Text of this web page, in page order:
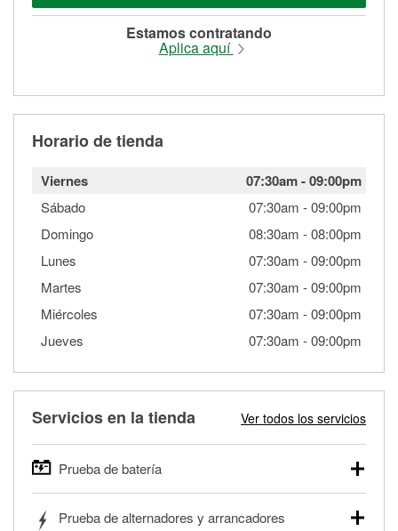
Estamos contratando
Aplica aquí
Horario de tienda
Viernes 07:30am-09:00pm
Sábado 07:30am -09:00pm
Domingo
08:30am -08:00pm
Lunes
07:30am -09:00pm
Martes
07:30am -09:00pm
Miércoles
07:30am -09:00pm
Jueves
07:30am -09:00pm
Servicios en la tienda Ver todos los servicios
Prueba de batería
autos, camionetas, SUVs, vehículos comerciales y
Prueba de alternadores y arrancadores